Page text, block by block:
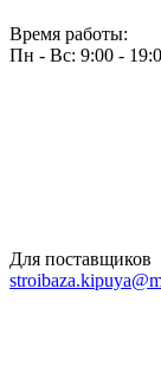
Время работы:
Пн - Вс: 9:00 -
Для поставщиков